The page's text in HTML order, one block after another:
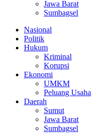
Jawa Barat
Sumbagsel
Nasional
Politik
Hukum
Kriminal
Korupsi
Ekonomi
UMKM
Peluang Usaha
Daerah
Sumut
Jawa Barat
Sumbagsel